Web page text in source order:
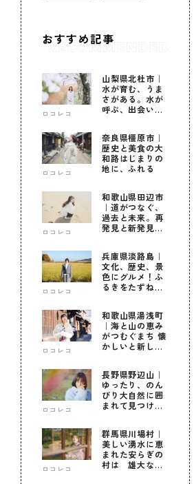
おすすめ記事
ロコレコ
山梨県北杜市｜
水が育む、うま
さがある。水が
呼ぶ、出会いが
ロコレコ
奈良県橿原市｜
歴史と美食の大
和路はじまりの
地に、ふれる
ロコレコ
和歌山県田辺市
｜道がつなぐ、
過去と未来。再
発見と新発見の
ロコレコ
兵庫県淡路島｜
文化、歴史、景
色にグルメ！ふ
るきをたずねて
ロコレコ
和歌山県湯浅町
｜海と山の恵み
がつむぐまち 懐
かしいと新しい
ロコレコ
長野県野辺山｜
ゆったり、のん
びり大自然に囲
まれて見つけ
ロコレコ
群馬県川場村｜
美しい湧水に恵
まれた安らぎの
村は 雄大な自